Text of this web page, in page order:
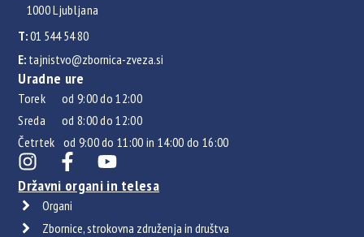
1000 Ljubljana
T:01 544 54 80
E: tajnistvo@zbornica-zveza.si
Uradne ure
Torek od 9:00 do 12:00
Sreda od 8:00 do 12:00
Četrtek od 9:00 do 11:00 in 14:00 do 16:00
Državni organi in telesa
Organi
Zbornice, strokovna združenja in društva